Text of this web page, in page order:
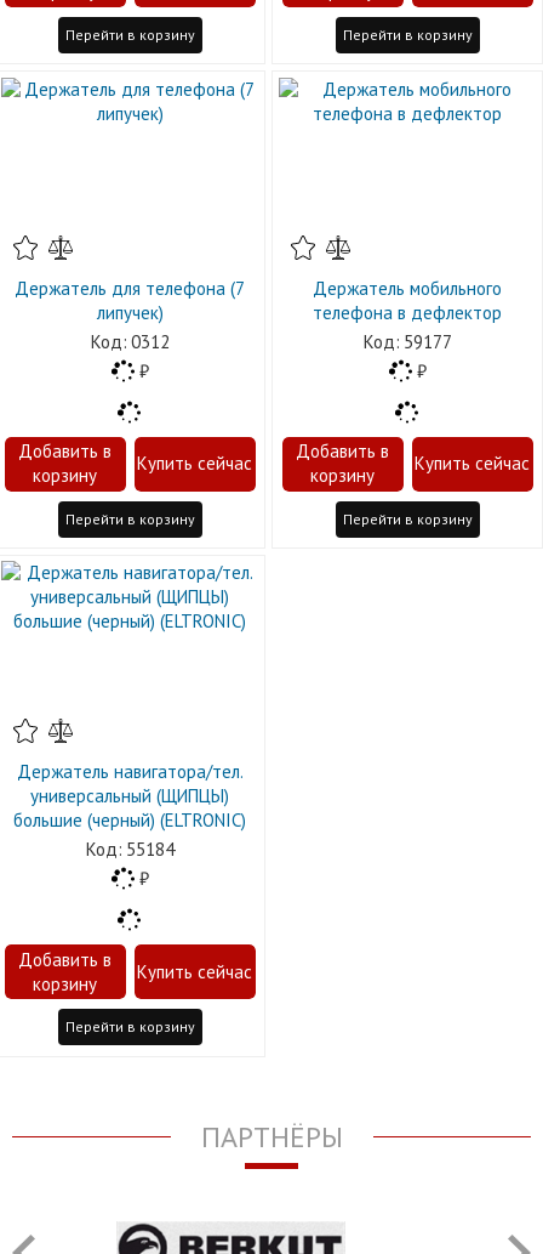
Перейти в корзину Перейти в корзину
Держатель для телефона (7
липучек)
0312
Перейти в корзину
Держатель мобильного
телефона в дефлектор
59177
Перейти в корзину
Держатель навигатора/тел.
универсальный (ЩИПЦЫ)
большие (черный) (ELTRONIС)
55184
Перейти в корзину
ПАРТНЁРЫ